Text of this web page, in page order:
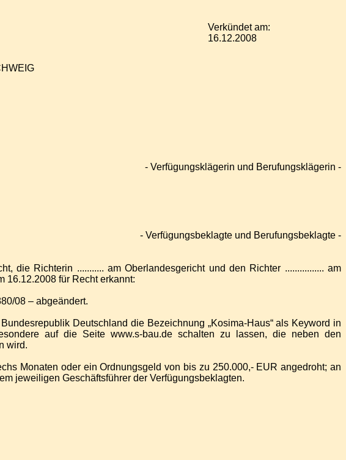
Verkündet am:
16.12.2008
- Verfügungsklägerin und Berufungsklägerin -
- Verfügungsbeklagte und Berufungsbeklagte -
die Richterin ........... am Oberlandesgericht und den Richter ................ am
16.12.2008 für Recht erkannt:
08 – abgeändert.
Deutschland die Bezeichnung „Kosima-Haus“ als Keyword in
auf die Seite www.s-bau.de schalten zu lassen, die neben den
wird.
Monaten oder ein Ordnungsgeld von bis zu 250.000,- EUR angedroht; an
jeweiligen Geschäftsführer der Verfügungsbeklagten.